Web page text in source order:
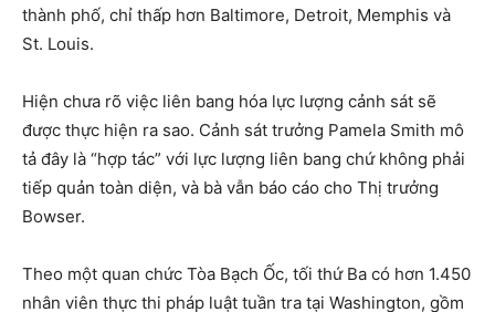
thành phố, chỉ thấp hơn Baltimore, Detroit, Memphis và
St. Louis.
Hiện chưa rõ việc liên bang hóa lực lượng cảnh sát sẽ
được thực hiện ra sao. Cảnh sát trưởng Pamela Smith mô
tả đây là “hợp tác” với lực lượng liên bang chứ không phải
tiếp quản toàn diện, và bà vẫn báo cáo cho Thị trưởng
Bowser.
Theo một quan chức Tòa Bạch Ốc, tối thứ Ba có hơn 1.450
nhân viên thực thi pháp luật tuần tra tại Washington, gồm